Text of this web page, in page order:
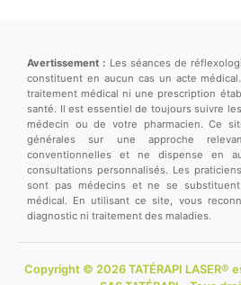
Avertissement : Les séances de
constituent en aucun cas un acte
traitement médical ni une prescription
santé. Il est essentiel de toujours suivre
médecin ou de votre pharmacien. Ce
générales sur une approche
conventionnelles et ne dispense en
consultations personnalisés. Les
sont pas médecins et ne se
médical. En utilisant ce site, vous
diagnostic ni traitement des maladies.
Copyright © 2026 TATÉRAPI LASER®